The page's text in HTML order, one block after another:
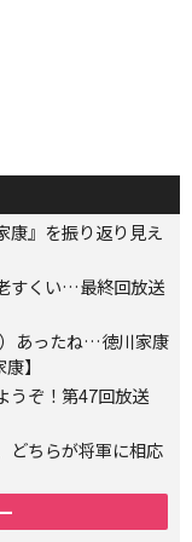
康』を振り返り見え
すくい…最終回放送
）あったね…徳川家康
】
うぞ！第47回放送
どちらが将軍に相応